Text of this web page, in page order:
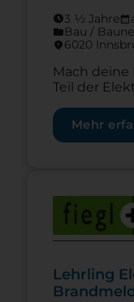
schedule3 ½ Jahrecalendar_month
folderBau /
location_on6020
Mach deine
Teil der
großen
auch weiter
Erstellen
[…]
Mehr
Lehrling